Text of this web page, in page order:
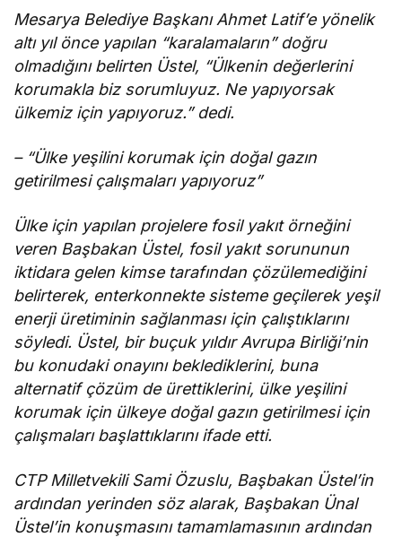
Mesarya Belediye Başkanı Ahmet Latif’e yönelik
altı yıl önce yapılan “karalamaların” doğru
olmadığını belirten Üstel, “Ülkenin değerlerini
korumakla biz sorumluyuz. Ne yapıyorsak
ülkemiz için yapıyoruz.” dedi.
– “Ülke yeşilini korumak için doğal gazın
getirilmesi çalışmaları yapıyoruz”
Ülke için yapılan projelere fosil yakıt örneğini
veren Başbakan Üstel, fosil yakıt sorununun
iktidara gelen kimse tarafından çözülemediğini
belirterek, enterkonnekte sisteme geçilerek yeşil
enerji üretiminin sağlanması için çalıştıklarını
söyledi. Üstel, bir buçuk yıldır Avrupa Birliği’nin
bu konudaki onayını beklediklerini, buna
alternatif çözüm de ürettiklerini, ülke yeşilini
korumak için ülkeye doğal gazın getirilmesi için
çalışmaları başlattıklarını ifade etti.
CTP Milletvekili Sami Özuslu, Başbakan Üstel’in
ardından yerinden söz alarak, Başbakan Ünal
Üstel’in konuşmasını tamamlamasının ardından